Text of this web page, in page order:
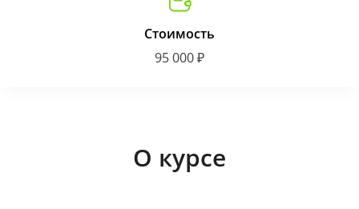
Стоимость
95 000 ₽
О курсе